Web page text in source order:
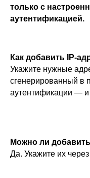
только с
аутентификацией.
Как добавить IP-
Укажите нужные
сгенерированный в
аутентификации —
Можно ли
Да. Укажите их